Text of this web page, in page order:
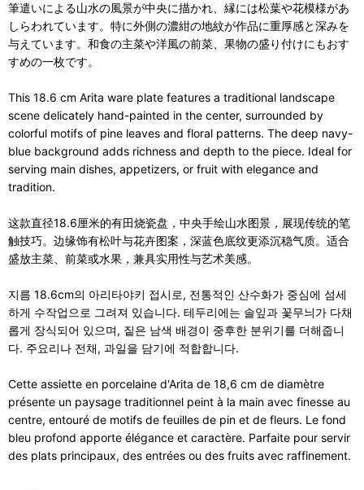
筆遣いによる山水の風景が中央に描かれ、縁には松葉や花模様があ
しらわれています。特に外側の濃紺の地紋が作品に重厚感と深みを
与えています。和食の主菜や洋風の前菜、果物の盛り付けにもおす
すめの一枚です。
This 18.6 cm Arita ware plate features a traditional landscape
scene delicately hand-painted in the center, surrounded by
colorful motifs of pine leaves and floral patterns. The deep navy-
blue background adds richness and depth to the piece. Ideal for
serving main dishes, appetizers, or fruit with elegance and
tradition.
这款直径18.6厘米的有田烧瓷盘，中央手绘山水图景，展现传统的笔
触技巧。边缘饰有松叶与花卉图案，深蓝色底纹更添沉稳气质。适合
盛放主菜、前菜或水果，兼具实用性与艺术美感。
지름 18.6cm의 아리타야키 접시로, 전통적인 산수화가 중심에 섬세
하게 수작업으로 그려져 있습니다. 테두리에는 솔잎과 꽃무늬가 다채
롭게 장식되어 있으며, 짙은 남색 배경이 중후한 분위기를 더해줍니
다. 주요리나 전채, 과일을 담기에 적합합니다.
Cette assiette en porcelaine d'Arita de 18,6 cm de diamètre
présente un paysage traditionnel peint à la main avec finesse au
centre, entouré de motifs de feuilles de pin et de fleurs. Le fond
bleu profond apporte élégance et caractère. Parfaite pour servir
des plats principaux, des entrées ou des fruits avec raffinement.